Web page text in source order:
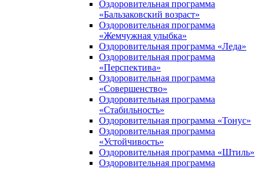
Оздоровительная программа
«Бальзаковский возраст»
Оздоровительная программа
«Жемчужная улыбка»
Оздоровительная программа «Леда»
Оздоровительная программа
«Перспектива»
Оздоровительная программа
«Совершенство»
Оздоровительная программа
«Стабильность»
Оздоровительная программа «Тонус»
Оздоровительная программа
«Устойчивость»
Оздоровительная программа «Штиль»
Оздоровительная программа